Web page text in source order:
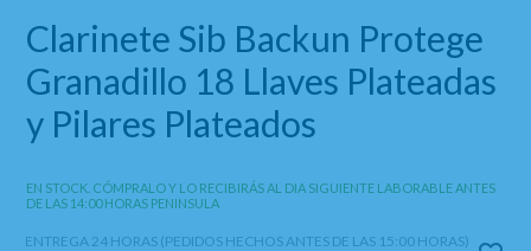
Clarinete Sib Backun Protege
Granadillo 18 Llaves Plateadas
y Pilares Plateados
EN STOCK. CÓMPRALO Y LO RECIBIRÁS AL DIA SIGUIENTE LABORABLE ANTES
DE LAS 14:00 HORAS PENINSULA
ENTREGA 24 HORAS (PEDIDOS HECHOS ANTES DE LAS 15:00 HORAS)